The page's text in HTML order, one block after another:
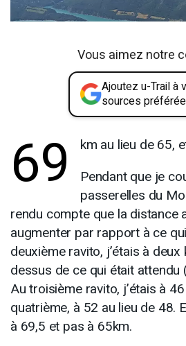
Vous aimez notre
Ajoutez u-Trail à
sources
69
km au lieu de 65,
Pendant que je
passerelles du
rendu compte que la distance
augmenter par rapport à ce
deuxième ravito, j’étais à
dessus de ce qui était attendu
Au troisième ravito, j’étais à
quatrième, à 52 au lieu de 48.
à 69,5 et pas à 65km.